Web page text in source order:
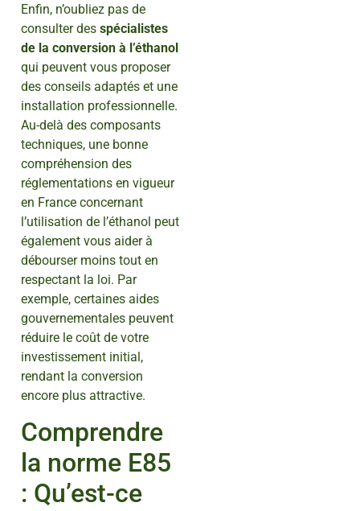
Enfin, n’oubliez pas de
consulter des spécialistes
de la conversion à l’éthanol
qui peuvent vous proposer
des conseils adaptés et une
installation professionnelle.
Au-delà des composants
techniques, une bonne
compréhension des
réglementations en vigueur
en France concernant
l’utilisation de l’éthanol peut
également vous aider à
débourser moins tout en
respectant la loi. Par
exemple, certaines aides
gouvernementales peuvent
réduire le coût de votre
investissement initial,
rendant la conversion
encore plus attractive.
Comprendre
la norme E85
: Qu’est-ce